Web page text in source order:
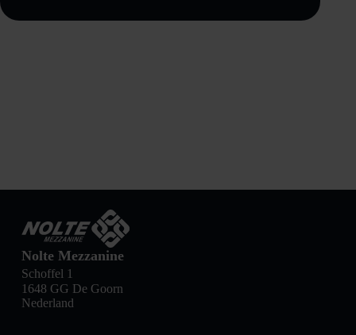
Nolte Mezzanine
Schoffel 1
1648 GG De Goorn
Nederland